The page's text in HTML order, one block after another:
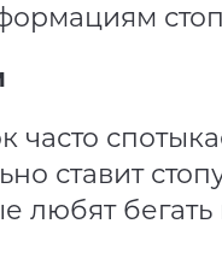
ставит
любят бегать